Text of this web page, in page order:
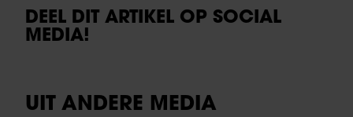
DEEL DIT ARTIKEL OP SOCIAL
MEDIA!
UIT ANDERE MEDIA